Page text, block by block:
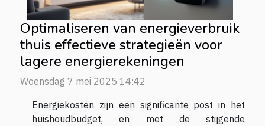
Optimaliseren van energieverbruik
thuis effectieve strategieën voor
lagere energierekeningen
Woensdag 7 mei 2025 14:42
Energiekosten zijn een significante post in het
huishoudbudget, en met de stijgende